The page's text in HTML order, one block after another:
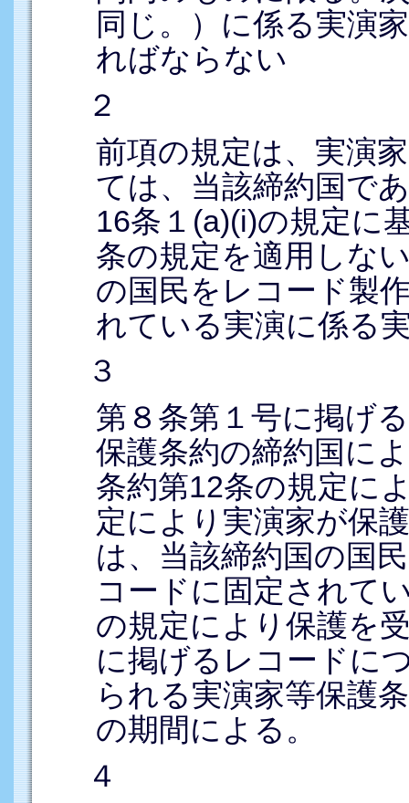
同じ。）に係る実演
ればならない
２
前項の規定は、実演
ては、当該締約国で
16条１(a)(i)の規定に
条の規定を適用しな
の国民をレコード製
れている実演に係る
３
第８条第１号に掲げ
保護条約の締約国に
条約第12条の規定に
定により実演家が保
は、当該締約国の国
コードに固定されて
の規定により保護を
に掲げるレコードに
られる実演家等保護
の期間による。
４